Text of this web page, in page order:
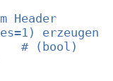
Header
erzeugen
# (bool)